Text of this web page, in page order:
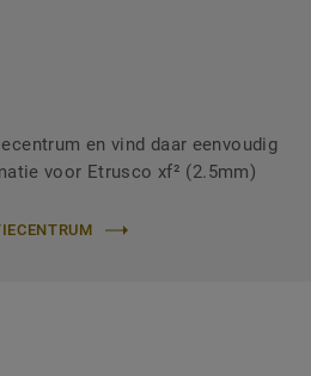
en vind daar eenvoudig
voor Etrusco xf² (2.5mm)